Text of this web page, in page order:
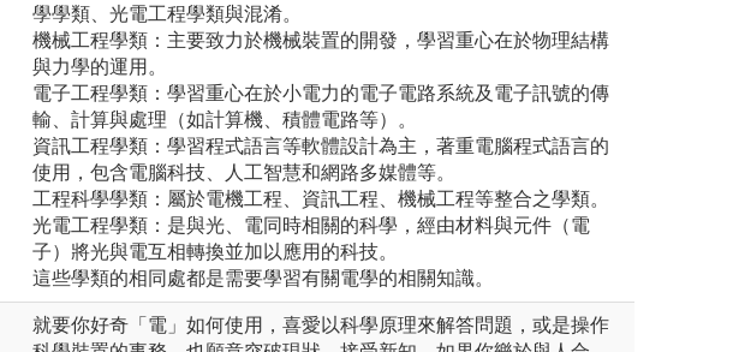
學學類、光電工程學類與混淆。
機械工程學類：主要致力於機械裝置的開發，學習重心在於物理結構
與力學的運用。
電子工程學類：學習重心在於小電力的電子電路系統及電子訊號的傳
輸、計算與處理（如計算機、積體電路等）。
資訊工程學類：學習程式語言等軟體設計為主，著重電腦程式語言的
使用，包含電腦科技、人工智慧和網路多媒體等。
工程科學學類：屬於電機工程、資訊工程、機械工程等整合之學類。
光電工程學類：是與光、電同時相關的科學，經由材料與元件（電
子）將光與電互相轉換並加以應用的科技。
這些學類的相同處都是需要學習有關電學的相關知識。
就要你好奇「電」如何使用，喜愛以科學原理來解答問題，或是操作